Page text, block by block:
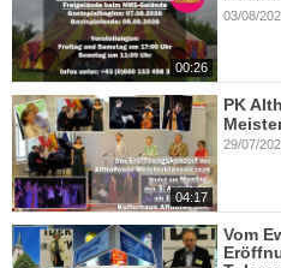
00:26
03/08/
04:17
PK
29/07/
Vom